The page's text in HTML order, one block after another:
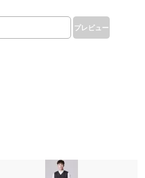
プレビュー